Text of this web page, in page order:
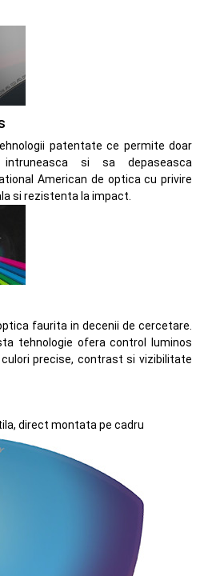
patentate ce permite doar
si sa depaseasca
American de optica cu privire
si rezistenta la impact.
faurita in decenii de cercetare.
tehnologie ofera control luminos
precise, contrast si vizibilitate
direct montata pe cadru